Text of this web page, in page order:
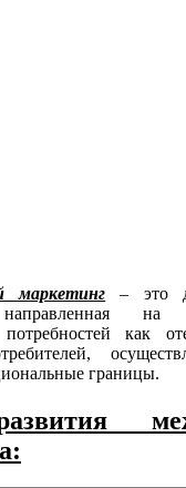
маркетинг – это
направленная на
потребностей как
границы.